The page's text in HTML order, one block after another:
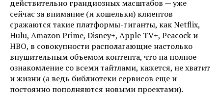
действительно грандиозных масштабов — уже
сейчас за внимание (и кошельки) клиентов
сражаются такие платформы-гиганты, как Netflix,
Hulu, Amazon Prime, Disney+, Apple TV+, Peacock и
HBO, в совокупности располагающие настолько
внушительным объемом контента, что на полное
ознакомление со всеми тайтлами, кажется, не хватит
и жизни (а ведь библиотеки сервисов еще и
постоянно пополняются новыми проектами).